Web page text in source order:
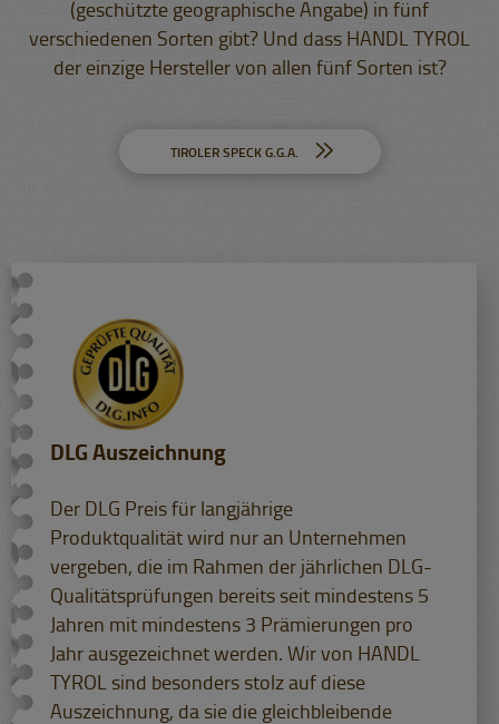
(geschützte geographische Angabe) in fünf
verschiedenen Sorten gibt? Und dass HANDL TYROL
der einzige Hersteller von allen fünf Sorten ist?
TIROLER SPECK G.G.A.
DLG Auszeichnung
Der DLG Preis für langjährige
Produktqualität wird nur an Unternehmen
vergeben, die im Rahmen der jährlichen DLG-
Qualitätsprüfungen bereits seit mindestens 5
Jahren mit mindestens 3 Prämierungen pro
Jahr ausgezeichnet werden. Wir von HANDL
TYROL sind besonders stolz auf diese
Auszeichnung, da sie die gleichbleibende